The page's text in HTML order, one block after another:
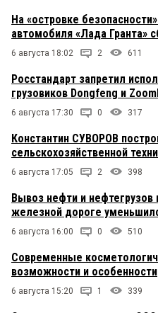
На «островке
автомобиля «Лада Гранта»
6 августа 18:02 2 611
Росстандарт запретил
грузовиков Dongfeng и
6 августа 17:30 0 317
Константин СУВОРОВ
сельскохозяйственной
6 августа 17:05 2 398
Вывоз нефти и нефтегрузов
железной дороге
6 августа 16:00 0 510
Современные
возможности и особенности
6 августа 15:20 1 339